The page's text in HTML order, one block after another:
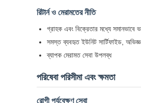
রিটার্ন ও মেরামতের নীতি
গ্রাহক এবং বিক্রেতার মধ্যে সমানভাবে
সমস্ত ব্যবহৃত ইউনিট সার্টিফাইড,
ব্যাপক মেরামত সেবা উপলব্ধ
পরিষেবা পরিসীমা এবং ক্ষমতা
রোগী পর্যবেক্ষণ সেবা